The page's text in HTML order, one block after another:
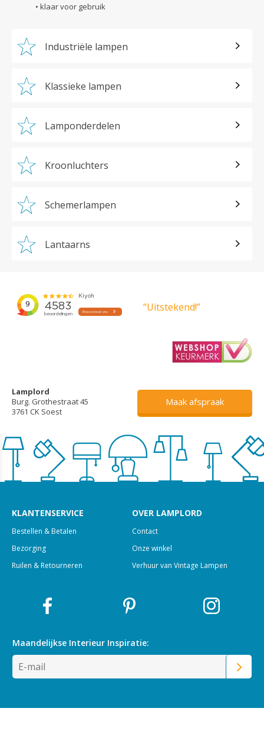
• klaar voor gebruik
Industriële lampen
Klassieke lampen
Lamponderdelen
Kroonluchters
Schemerlampen
Lantaarns
“Uitstekend!”
Lamplord
Burg. Grothestraat 45
3761 CK Soest
Maak afspraak
KLANTENSERVICE
Bestellen & Betalen
Bezorging
Ruilen & Retourneren
OVER LAMPLORD
Contact
Onze winkel
Verhuur van Vintage Lampen
Maandelijkse Interieur Inspiratie: